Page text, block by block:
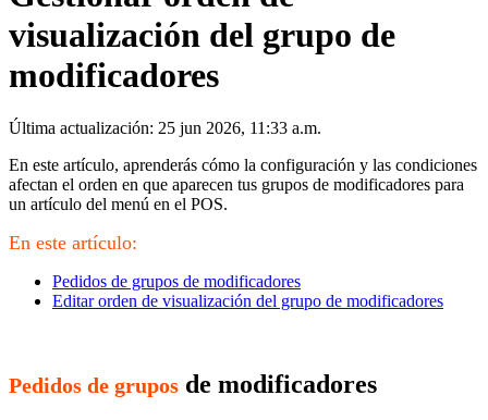
visualización del grupo de
modificadores
Última actualización: 25 jun 2026, 11:33 a.m.
En este artículo, aprenderás cómo la configuración y las condiciones
afectan el orden en que aparecen tus grupos de modificadores para
un artículo del menú en el POS.
En este artículo:
Pedidos de grupos de modificadores
Editar orden de visualización del grupo de modificadores
Pedidos de grupos de modificadores